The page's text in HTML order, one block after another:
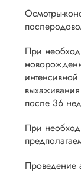
Осмотры-
При
после 36
При
Проведение